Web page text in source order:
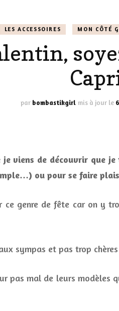
LES
LES
SIMPLE…
MES LOOKS
LES ACCESSOIRES
LES ACCESSOIRES MON CÔTÉ
par bombastikgirl mis à jour le
viens de découvrir que
ou pour se faire
genre de fête car on y
sympas et pas trop
pas mal de leurs